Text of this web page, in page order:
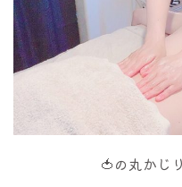
🍅の丸かじ